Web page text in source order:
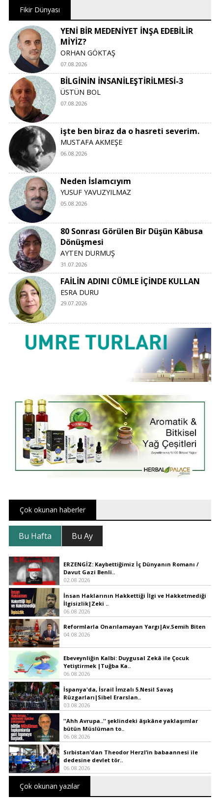
Fikir Dünyası
YENİ BİR MEDENİYET İNŞA EDEBİLİR
MİYİZ?
ORHAN GÖKTAŞ
07.08.2026
BİLGİNİN İNSANİLEŞTİRİLMESİ-3
ÜSTÜN BOL
07.08.2026
işte ben biraz da o hasreti severim.
MUSTAFA AKMEŞE
06.08.2026
Neden İslamcıyım
YUSUF YAVUZYILMAZ
05.08.2026
80 Sonrası Görülen Bir Düşün Kâbusa
Dönüşmesi
AYTEN DURMUŞ
31.07.2026
FAİLİN ADINI CÜMLE İÇİNDE KULLAN
ESRA DURU
29.07.2026
Çok okunan haberler
Bu Hafta Bu Ay
ERZENGİZ: Kaybettiğimiz İç Dünyanın Romanı /
Davut Gazi Benli..
02.08.2026
İnsan Haklarının Hakkettiği İlgi ve Hakketmediği
İlgisizlik|Zeki ..
06.08.2026
Reformlarla Onarılamayan Yargı|Av.Semih Biten
04.08.2026
Ebeveynliğin Kalbi: Duygusal Zekâ ile Çocuk
Yetiştirmek |Tuğba Ka..
06.08.2026
İspanya'da, İsrail İmzalı 5.Nesil Savaş
Rüzgarları|Sibel Erarslan..
03.08.2026
''Ahh Avrupa..'' şeklindeki âşıkâne yaklaşımlar
bütün Müslüman to..
06.08.2026
Sırbistan’dan Theodor Herzl’in babaannesi ile
dedesine devlet tör..
06.08.2026
Çok okunan yazılar